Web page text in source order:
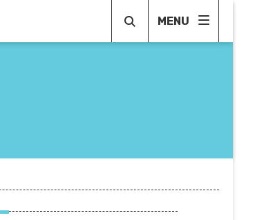
MENU